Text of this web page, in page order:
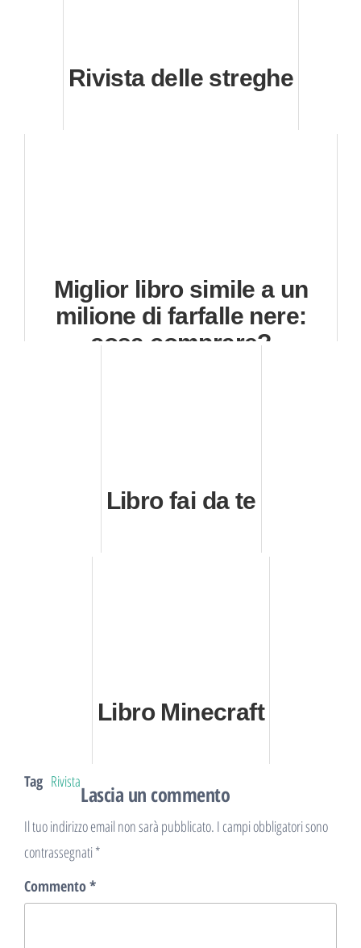
Rivista delle streghe
Miglior libro simile a un
milione di farfalle nere:
cosa comprare?
Libro fai da te
Libro Minecraft
Tag RivistaLascia un commento
Il tuo indirizzo email non sarà pubblicato. I campi obbligatori sono
contrassegnati*
Commento*